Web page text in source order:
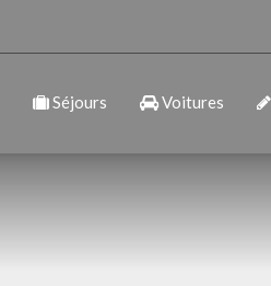
Séjours Voitures